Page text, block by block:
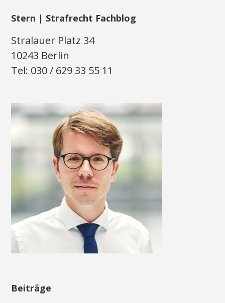
Stern | Strafrecht Fachblog
Stralauer Platz 34
10243 Berlin
Tel: 030 / 629 33 55 11
Beiträge